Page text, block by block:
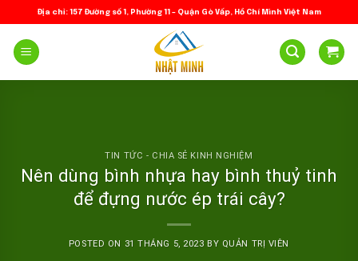
to
content
Địa chỉ: 157 Đường số 1, Phường 11 – Quận Gò Vấp, Hồ Chí Minh Việt Nam
TIN TỨC - CHIA SẺ KINH NGHIỆM
Nên dùng bình nhựa hay bình thuỷ tinh
để đựng nước ép trái cây?
POSTED ON 31 THÁNG 5, 2023 BY QUẢN TRỊ VIÊN